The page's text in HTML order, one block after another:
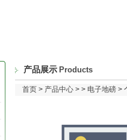
产品展示 Products
首页 > 产品中心 > > 电子地磅 >